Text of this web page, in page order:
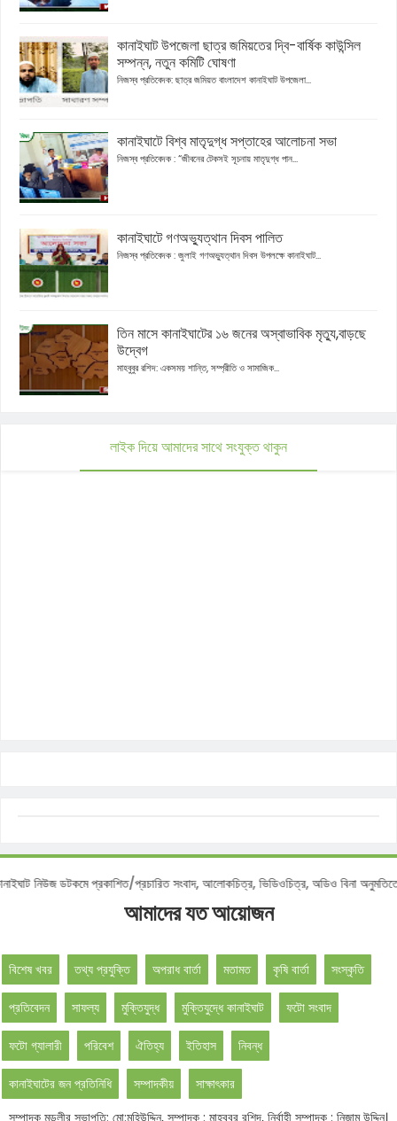
কানাইঘাট উপজেলা ছাত্র জমিয়তের দ্বি-বার্ষিক কাউন্সিল
সম্পন্ন, নতুন কমিটি ঘোষণা
নিজস্ব প্রতিবেদক: ছাত্র জমিয়ত বাংলাদেশ কানাইঘাট উপজেলা...
কানাইঘাটে বিশ্ব মাতৃদুগ্ধ সপ্তাহের আলোচনা সভা
নিজস্ব প্রতিবেদক : “জীবনের টেকসই সূচনায় মাতৃদুগ্ধ পান...
কানাইঘাটে গণঅভ্যুত্থান দিবস পালিত
নিজস্ব প্রতিবেদক : জুলাই গণঅভ্যুত্থান দিবস উপলক্ষে কানাইঘাট...
তিন মাসে কানাইঘাটের ১৬ জনের অস্বাভাবিক মৃত্যু,বাড়ছে
উদ্বেগ
মাহবুবুর রশিদ: একসময় শান্তি, সম্প্রীতি ও সামাজিক...
লাইক দিয়ে আমাদের সাথে সংযুক্ত থাকুন
:কানাইঘাট নিউজ ডটকমে প্রকাশিত/প্রচারিত সংবাদ, আলোকচিত্র, ভিডিওচিত্র, অডিও বিনা
আমাদের যত আয়োজন
বিশেষ খবর তথ্য প্রযুক্তি অপরাধ বার্তা মতামত কৃষি বার্তা সংস্কৃতি
প্রতিবেদন সাফল্য মুক্তিযুদ্ধ মুক্তিযুদ্ধে কানাইঘাট ফটো সংবাদ
ফটো গ্যালারী পরিবেশ ঐতিহ্য ইতিহাস নিবন্ধ
কানাইঘাটের জন প্রতিনিধি সম্পাদকীয়
সাক্ষাৎকার
সম্পাদক মন্ডলীর সভাপতি: মো:মহিউদ্দিন, সম্পাদক : মাহবুবুর রশিদ, নির্বাহী সম্পাদক : নিজাম উদ্দিন।